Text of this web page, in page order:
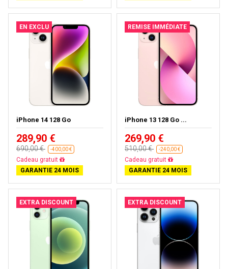
EN EXCLU
iPhone 14 128 Go
289,90 €
690,00 € -400,00 €
Livraison gratuite
GARANTIE 24 MOIS
REMISE IMMÉDIATE
iPhone 13 128 Go ...
269,90 €
510,00 € -240,00 €
Livraison gratuite
GARANTIE 24 MOIS
EXTRA DISCOUNT EXTRA DISCOUNT